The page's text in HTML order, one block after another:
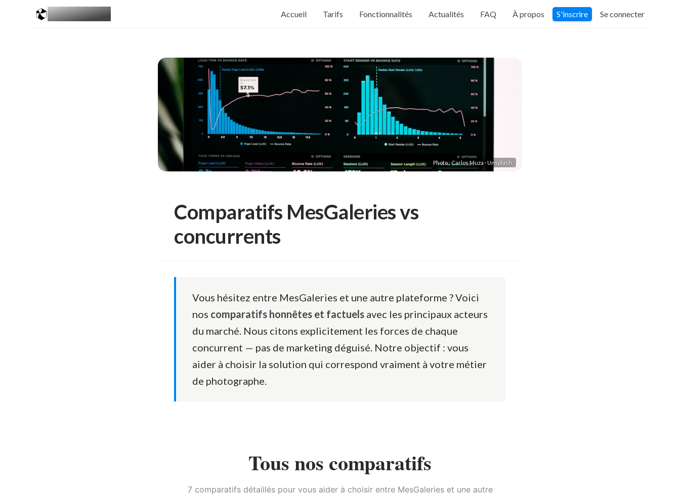
MESGALERIES Accueil Tarifs Fonctionnalités Actualités FAQ À propos S'inscrire Se connecter
Photo : Carlos Muza · Unsplash
Comparatifs MesGaleries vs
concurrents
Vous hésitez entre MesGaleries et une autre plateforme ? Voici
nos comparatifs honnêtes et factuels avec les principaux acteurs
du marché. Nous citons explicitement les forces de chaque
concurrent — pas de marketing déguisé. Notre objectif : vous
aider à choisir la solution qui correspond vraiment à votre métier
de photographe.
Tous nos comparatifs
7 comparatifs détaillés pour vous aider à choisir entre MesGaleries et une autre